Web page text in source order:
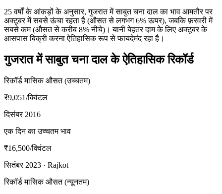
25 वर्षों के आंकड़ों के अनुसार, गुजरात में साबुत चना दाल का भाव आमतौर पर
अक्टूबर में सबसे ऊंचा रहता है (औसत से लगभग 6% ऊपर), जबकि फ़रवरी में
सबसे कम (औसत से करीब 8% नीचे)। यानी बेहतर दाम के लिए अक्टूबर के
आसपास बिक्री करना ऐतिहासिक रूप से फायदेमंद रहा है।
गुजरात में साबुत चना दाल के ऐतिहासिक रिकॉर्ड
रिकॉर्ड मासिक औसत (उच्चतम)
₹9,051/क्विंटल
दिसंबर 2016
एक दिन का उच्चतम भाव
₹16,500/क्विंटल
सितंबर 2023 · Rajkot
रिकॉर्ड मासिक औसत (न्यूनतम)